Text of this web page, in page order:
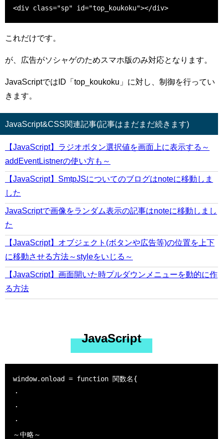
<div class="sp" id="top_koukoku"></div>
これだけです。
が、広告がソシャゲのためスマホ版のみ対応となります。
JavaScriptではID「top_koukoku」に対し、制御を行ってい
きます。
JavaScript&CSS関連記事(記事はまだまだ続きます)
【JavaScript】ラジオボタン選択値を画面上に表示する～
addEventListnerの使い方も～
【JavaScript】SmtpJSについてのブログはnoteに移動しま
した
JavaScriptで画像をランダム表示の記事はnoteに移動しまし
た
【JavaScript】オブジェクト(ボタンや広告等)の位置を上下
に移動させる方法～styleをいじる～
【JavaScript】画面開いた時プルダウンメニューを動的に作
る方法
JavaScript
window.onload = function 関数名{
・
・
・
～中略～